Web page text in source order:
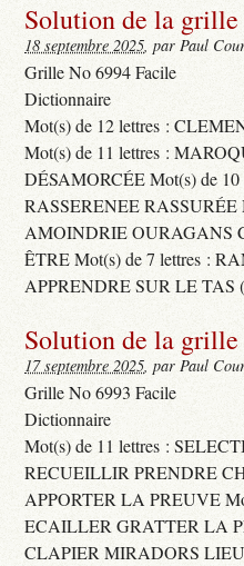
Solution de la
18 septembre 2025, par Paul
Grille No 6994 Facile
Dictionnaire
Mot(s) de 12 lettres :
Mot(s) de 11 lettres :
DÉSAMORCÉE Mot(s) de
RASSERENEE
AMOINDRIE OURAGANS
ÊTRE Mot(s) de 7 lettres :
APPRENDRE SUR LE
Solution de la grille
17 septembre 2025, par Paul
Grille No 6993 Facile
Dictionnaire
Mot(s) de 11 lettres :
RECUEILLIR PRENDRE
APPORTER LA PREUVE
ECAILLER GRATTER LA
CLAPIER MIRADORS